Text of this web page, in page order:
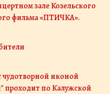
зале Козельского
фильма «ПТИЧКА».
иконой
проходит по Калужской